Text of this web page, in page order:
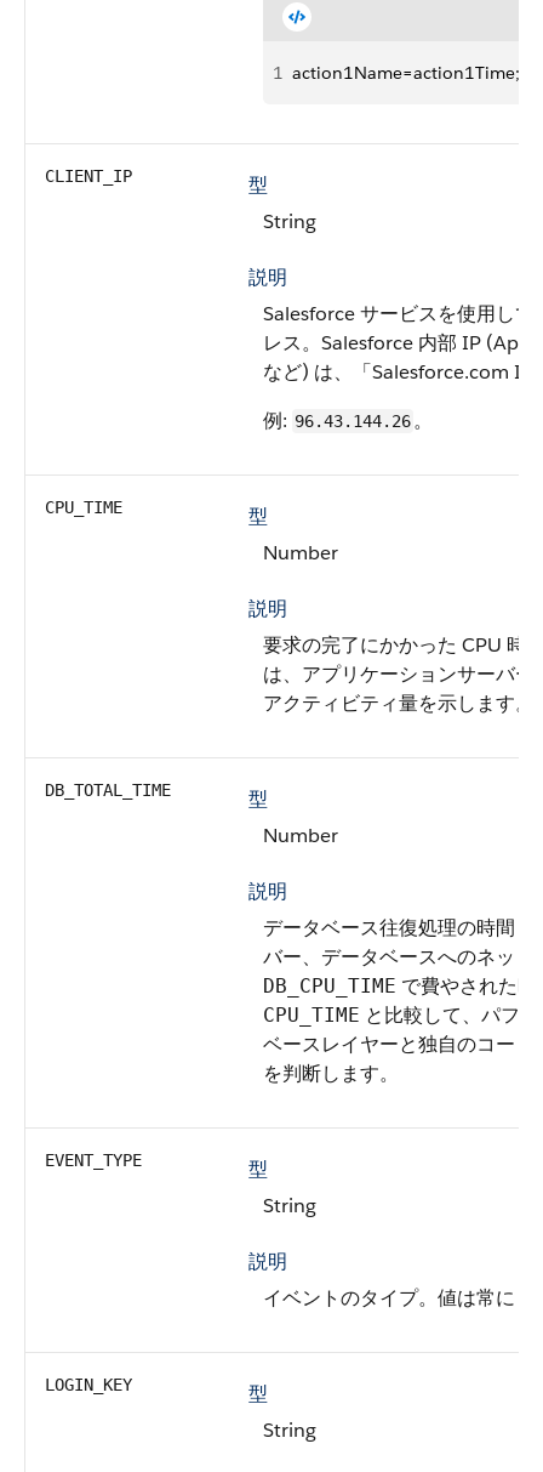
1
CLIENT_IP
型
String
説明
Salesforce サービスを使用し
レス。Salesforce 内部 IP
など) は、「Salesforce.com IP
例: 96.43.144.26。
CPU_TIME
型
Number
説明
要求の完了にかかった CPU 時
は、アプリケーションサーバ
アクティビティ量を示します。
DB_TOTAL_TIME
型
Number
説明
データベース往復処理の時間 (
バー、データベースへのネット
DB_CPU_TIME で費やされた
CPU_TIME と比較して、パフ
ベースレイヤーと独自のコー
を判断します。
EVENT_TYPE
型
String
説明
イベントのタイプ。 値は常に
LOGIN_KEY
型
String